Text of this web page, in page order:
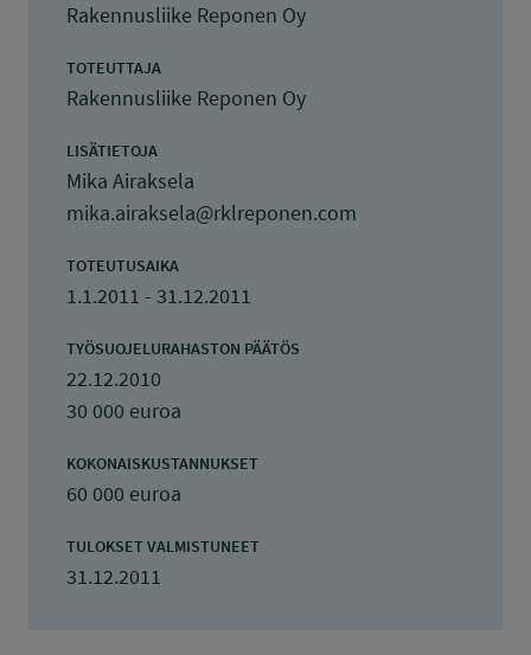
Rakennusliike Reponen Oy
TOTEUTTAJA
Rakennusliike Reponen Oy
LISÄTIETOJA
Mika Airaksela
mika.airaksela@rklreponen.com
TOTEUTUSAIKA
1.1.2011 - 31.12.2011
TYÖSUOJELURAHASTON PÄÄTÖS
22.12.2010
30 000 euroa
KOKONAISKUSTANNUKSET
60 000 euroa
TULOKSET VALMISTUNEET
31.12.2011